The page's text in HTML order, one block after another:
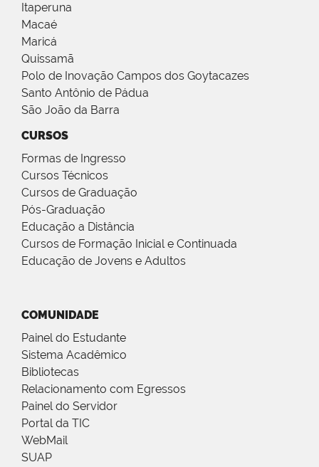
Itaperuna
Macaé
Maricá
Quissamã
Polo de Inovação Campos dos Goytacazes
Santo Antônio de Pádua
São João da Barra
CURSOS
Formas de Ingresso
Cursos Técnicos
Cursos de Graduação
Pós-Graduação
Educação a Distância
Cursos de Formação Inicial e Continuada
Educação de Jovens e Adultos
COMUNIDADE
Painel do Estudante
Sistema Acadêmico
Bibliotecas
Relacionamento com Egressos
Painel do Servidor
Portal da TIC
WebMail
SUAP